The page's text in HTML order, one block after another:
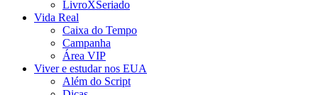
LivroXSeriado
Vida Real
Caixa do Tempo
Campanha
Área VIP
Viver e estudar nos EUA
Além do Script